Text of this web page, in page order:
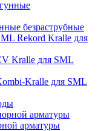
безраструбные
Rekord Kralle для
Kralle для SML
Kralle для SML
арматуры